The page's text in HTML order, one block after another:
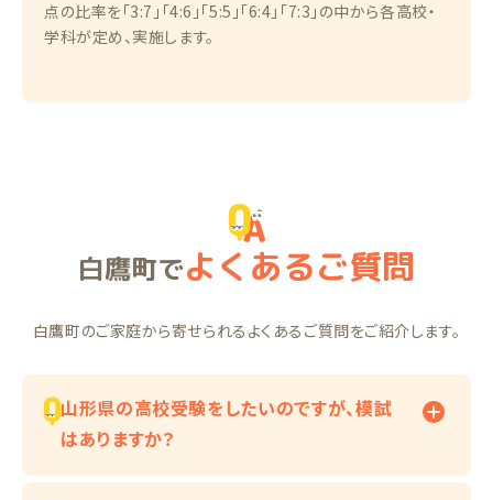
点の比率を「3:7」「4:6」「5:5」「6:4」「7:3」の中から各高校・
学科が定め、実施します。
白鷹町でよくあるご質問
白鷹町のご家庭から寄せられるよくあるご質問をご紹介します。
山形県の高校受験をしたいのですが、模試
はありますか？